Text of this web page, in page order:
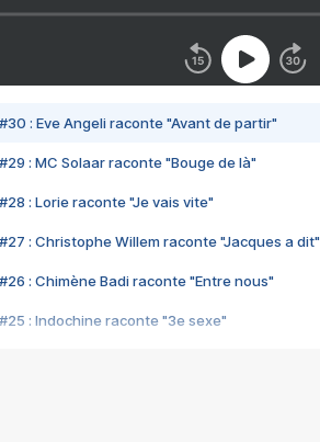
#30 : Eve Angeli raconte "Avant de partir"
#29 : MC Solaar raconte "Bouge de là"
#28 : Lorie raconte "Je vais vite"
#27 : Christophe Willem raconte "Jacques a dit"
#26 : Chimène Badi raconte "Entre nous"
#25 : Indochine raconte "3e sexe"